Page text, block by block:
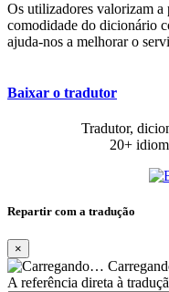
Os utilizadores valorizam a
comodidade do dicionário
ajuda-nos a melhorar o
Baixar o tradutor
Tradutor,
20+
Repartir com a tradução
×
A referência direta à